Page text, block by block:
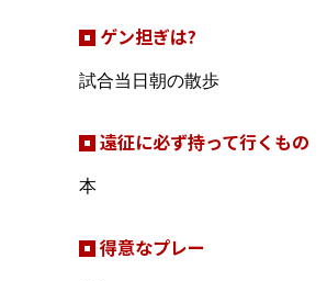
ゲン担ぎは?
試合当日朝の散歩
遠征に必ず持って行くもの
本
得意なプレー